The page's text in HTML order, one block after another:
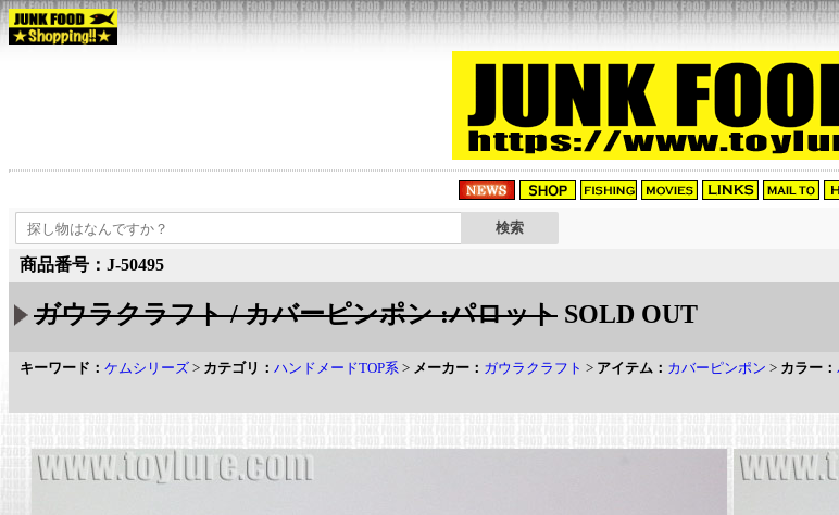
商品番号：J-50495
ガウラクラフト / カバーピンポン :パロット SOLD OUT
キーワード： ケムシリーズ > カテゴリ： ハンドメードTOP系 > メーカー： ガウラクラフト > アイテム： カバーピンポン > カラー：